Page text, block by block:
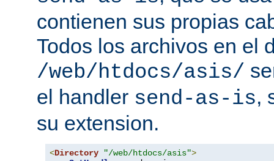
contienen sus propias
Todos los archivos en el
/web/htdocs/asis/
el handler send-as-is,
su extension.
<Directory "/web/htdocs/asis">